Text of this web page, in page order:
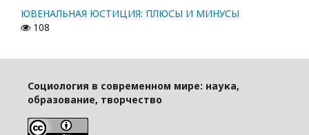
ЮВЕНАЛЬНАЯ ЮСТИЦИЯ: ПЛЮСЫ И МИНУСЫ
108
Социология в современном мире: наука,
образование, творчество